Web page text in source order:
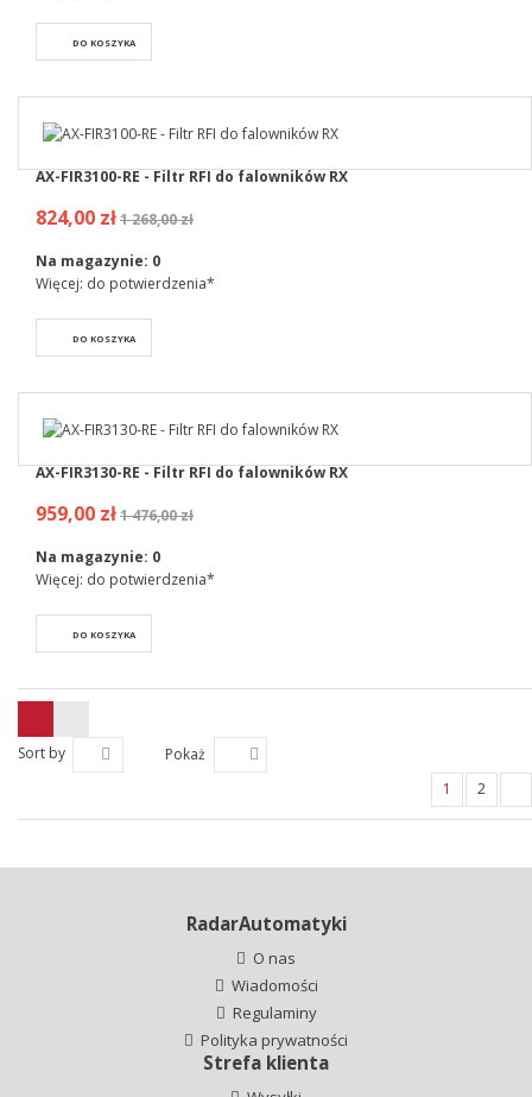
DO KOSZYKA
AX-FIR3100-RE - Filtr RFI do falowników RX
824,00 zł1 268,00 zł
Na magazynie: 0
Więcej: do potwierdzenia*
DO KOSZYKA
AX-FIR3130-RE - Filtr RFI do falowników RX
959,00 zł1 476,00 zł
Na magazynie: 0
Więcej: do potwierdzenia*
DO KOSZYKA
Sort by
Pokaż
1
2
RadarAutomatyki
O nas
Wiadomości
Regulaminy
Polityka prywatności
Strefa klienta